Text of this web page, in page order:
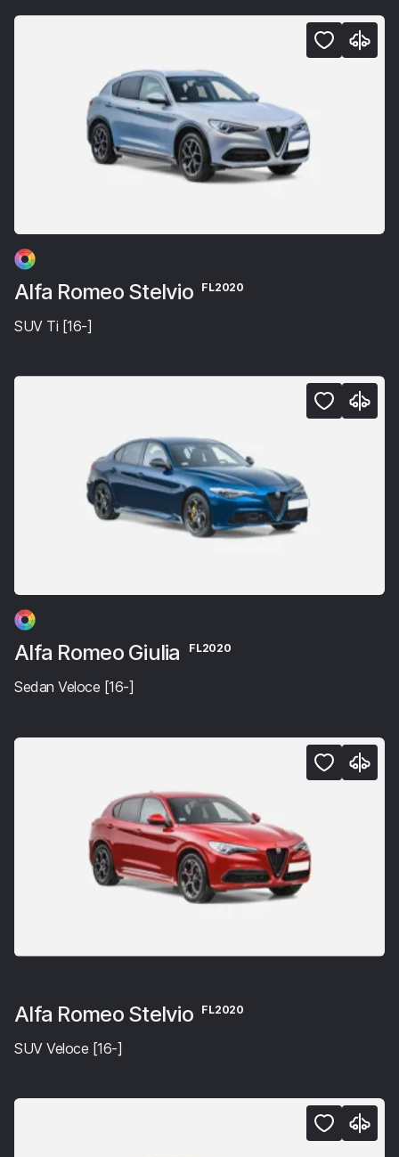
Alfa Romeo Stelvio FL2020
SUV Ti [16-]
Alfa Romeo Giulia FL2020
Sedan Veloce [16-]
Alfa Romeo Stelvio FL2020
SUV Veloce [16-]